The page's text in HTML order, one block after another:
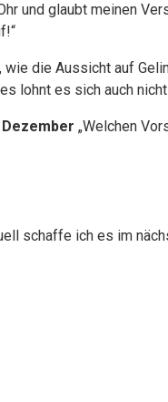
und glaubt meinen
die Aussicht auf
lohnt es sich auch
Dezember „Welchen
schaffe ich es im